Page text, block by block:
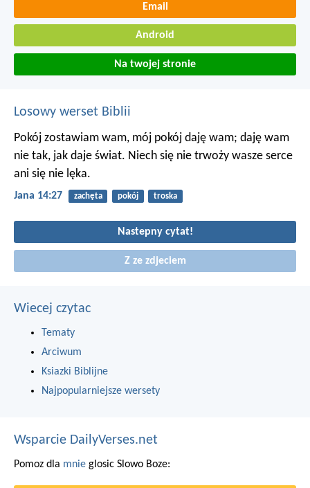
Email
Android
Na twojej stronie
Losowy werset Biblii
Pokój zostawiam wam, mój pokój daję wam; daję wam
nie tak, jak daje świat. Niech się nie trwoży wasze serce
ani się nie lęka.
Jana 14:27 zachęta pokój troska
Nastepny cytat!
Z ze zdjeciem
Wiecej czytac
Tematy
Arciwum
Ksiazki Biblijne
Najpopularniejsze wersety
Wsparcie DailyVerses.net
Pomoz dla mnie glosic Slowo Boze: